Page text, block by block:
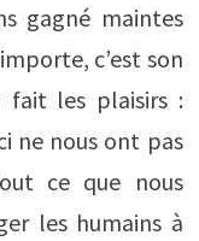
gagné maintes
c’est son
les plaisirs :
ne nous ont pas
ce que nous
les humains à